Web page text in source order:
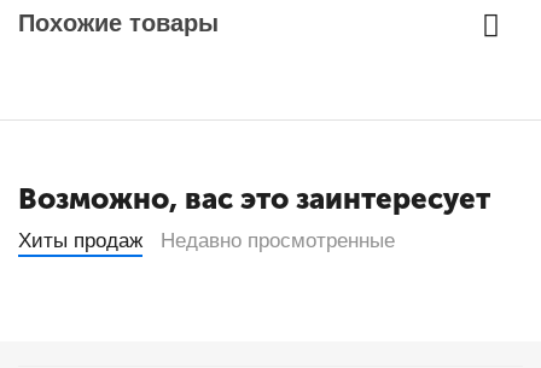
Похожие товары
Возможно, вас это заинтересует
Хиты продаж Недавно просмотренные